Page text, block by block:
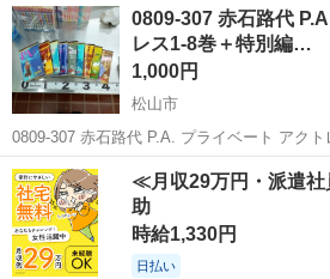
0809-307 赤石路代
レス1-8巻＋特別編…
1,000円
松山市
0809-307 赤石路代 P.A. プライベート アクト
ット 【状態】 ・使用に伴う多少のスレ、キズ、落としきれない汚れな
どございます ・詳細は現地でご確認くださ
愛媛 松山市 マンガ、コミック、ア
≪月収29万円・派遣
助
時給1,330円
日払い